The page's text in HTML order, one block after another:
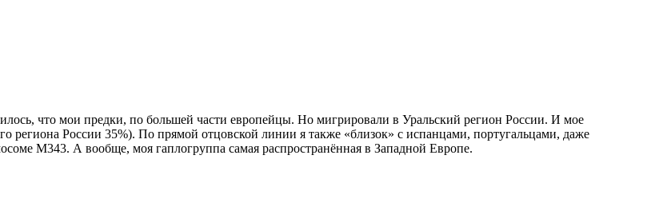
что мои предки, по большей части европейцы. Но мигрировали в Уральский регион России. И мое
региона России 35%). По прямой отцовской линии я также «близок» с испанцами, португальцами, даже
М343. А вообще, моя гаплогруппа самая распространённая в Западной Европе.